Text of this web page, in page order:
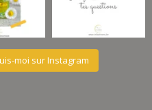
moi sur Instagram